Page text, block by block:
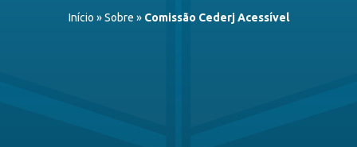
Início »Sobre » Comissão Cederj Acessível